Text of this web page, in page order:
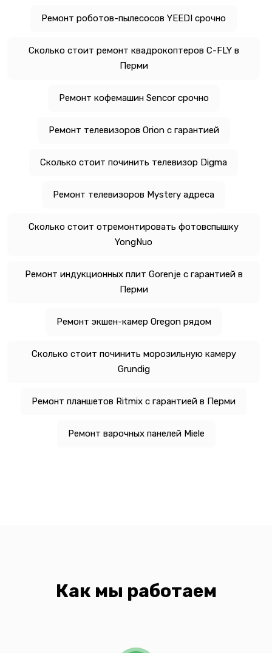
Ремонт роботов-пылесосов YEEDI срочно
Сколько стоит ремонт квадрокоптеров C-FLY в
Перми
Ремонт кофемашин Sencor срочно
Ремонт телевизоров Orion с гарантией
Сколько стоит починить телевизор Digma
Ремонт телевизоров Mystery адреса
Сколько стоит отремонтировать фотовспышку
YongNuo
Ремонт индукционных плит Gorenje с гарантией в
Перми
Ремонт экшен-камер Oregon рядом
Сколько стоит починить морозильную камеру
Grundig
Ремонт планшетов Ritmix с гарантией в Перми
Ремонт варочных панелей Miele
Как мы работаем